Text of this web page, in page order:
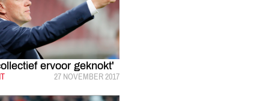
ervoor geknokt'
GEPUBLICEERD:
27 NOVEMBER 2017